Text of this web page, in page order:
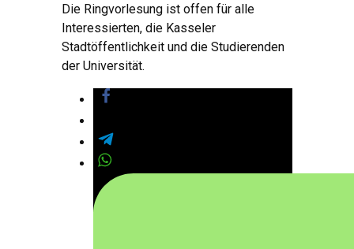
Die Ringvorlesung ist offen für alle
Interessierten, die Kasseler
Stadtöffentlichkeit und die Studierenden
der Universität.